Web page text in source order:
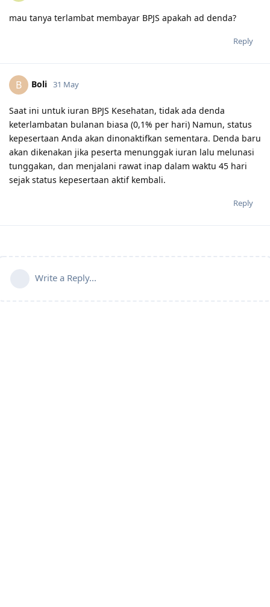
mau tanya terlambat membayar BPJS apakah ad denda?
Reply
B Boli 31 May
Saat ini untuk iuran BPJS Kesehatan, tidak ada denda
keterlambatan bulanan biasa (0,1% per hari) Namun, status
kepesertaan Anda akan dinonaktifkan sementara. Denda baru
akan dikenakan jika peserta menunggak iuran lalu melunasi
tunggakan, dan menjalani rawat inap dalam waktu 45 hari
sejak status kepesertaan aktif kembali.
Reply
Write a Reply...